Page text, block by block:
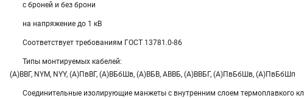
с броней и без брони
на напряжение до 1 кВ
Соответствует требованиям ГОСТ 13781.0-86
Типы монтируемых кабелей:
(А)ВВГ, NYM, NYY, (А)ПвВГ, (А)ВБбШв, (А)ВБВ, АВВБ, (А)ВВБГ, (А)ПвБбШв, (А)ПвБбШп
Соединительные изолирующие манжеты с внутренним слоем термоплавкого